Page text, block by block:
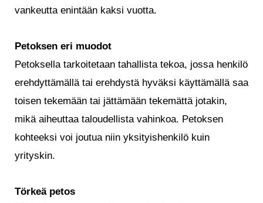
vankeutta enintään kaksi vuotta.
Petoksen eri muodot
Petoksella tarkoitetaan tahallista tekoa, jossa henkilö
erehdyttämällä tai erehdystä hyväksi käyttämällä saa
toisen tekemään tai jättämään tekemättä jotakin,
mikä aiheuttaa taloudellista vahinkoa. Petoksen
kohteeksi voi joutua niin yksityishenkilö kuin
yrityskin.
Törkeä petos